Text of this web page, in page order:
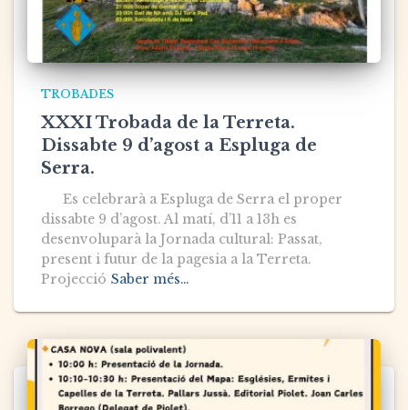
TROBADES
XXXI Trobada de la Terreta.
Dissabte 9 d’agost a Espluga de
Serra.
Es celebrarà a Espluga de Serra el proper
dissabte 9 d’agost. Al matí, d’11 a 13h es
desenvoluparà la Jornada cultural: Passat,
present i futur de la pagesia a la Terreta.
Projecció Saber més…